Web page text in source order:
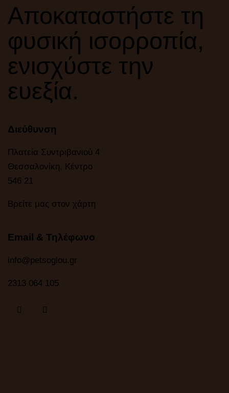
Αποκαταστήστε τη
φυσική ισορροπία,
ενισχύστε την
ευεξία.
Διεύθυνση
Πλατεία Συντριβανιού 4
Θεσσαλονίκη, Κέντρο
546 21
Βρείτε μας στον χάρτη
Email & Τηλέφωνο
info@petsoglou.gr
2313 064 105